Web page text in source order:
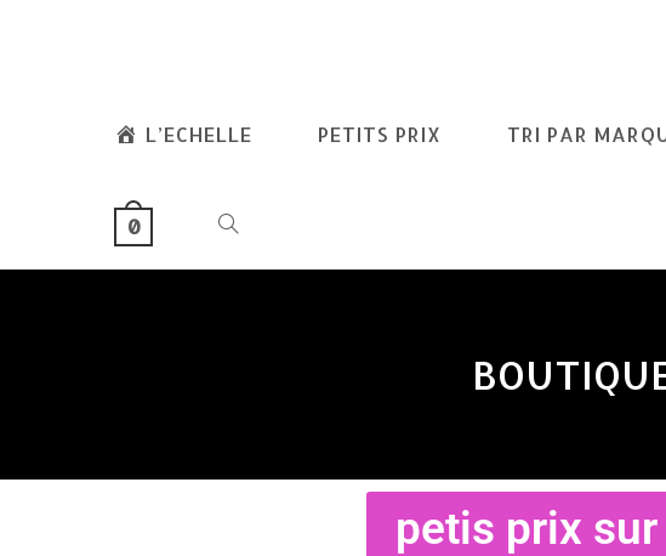
L’ECHELLE PETITS PRIX TRI PAR
0
petis prix